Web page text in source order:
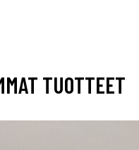
TUOTTEET